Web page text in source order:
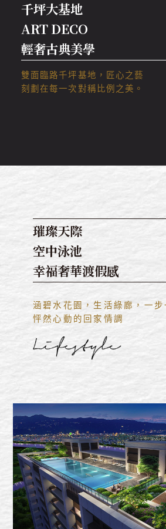
千坪大基地
ART DECO
輕奢古典美學
雙面臨路千坪基地，匠心之藝
刻劃在每一次對稱比例之美。
璀璨天際
空中泳池
幸福奢華渡假感
涵碧水花園，生活綠廊，一步
怦然心動的回家情調